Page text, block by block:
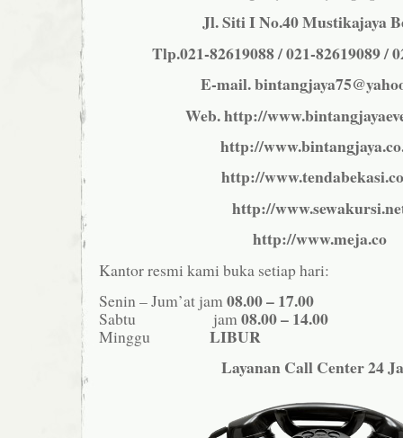
Jl. Siti I No.40 Mustikajaya
Tlp.021-82619088 / 021-82619089 /
E-mail.
Web. http://
http://
http://
http://
http://www.meja.co
Kantor resmi kami buka setiap hari:
Senin – Jum’at jam08.00 – 17.00
Sabtu jam08.00 – 14.00
Minggu LIBUR
Layanan Call Center 24